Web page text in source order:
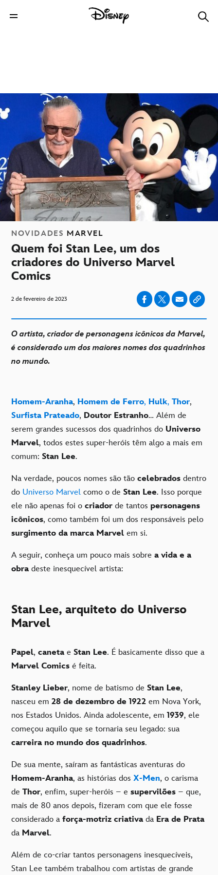
NOVIDADES MARVEL
Quem foi Stan Lee, um dos
criadores do Universo Marvel
Comics
2 de fevereiro de 2023
O artista, criador de personagens icônicos da Marvel,
é considerado um dos maiores nomes dos quadrinhos
no mundo.
Homem-Aranha, Homem de Ferro, Hulk, Thor,
Surfista Prateado, Doutor Estranho… Além de
serem grandes sucessos dos quadrinhos do Universo
Marvel, todos estes super-heróis têm algo a mais em
comum: Stan Lee.
Na verdade, poucos nomes são tão celebrados dentro
do Universo Marvel como o de Stan Lee. Isso porque
ele não apenas foi o criador de tantos personagens
icônicos, como também foi um dos responsáveis pelo
surgimento da marca Marvel em si.
A seguir, conheça um pouco mais sobre a vida e a
obra deste inesquecível artista:
Stan Lee, arquiteto do Universo
Marvel
Papel, caneta e Stan Lee. É basicamente disso que a
Marvel Comics é feita.
Stanley Lieber, nome de batismo de Stan Lee,
nasceu em 28 de dezembro de 1922 em Nova York,
nos Estados Unidos. Ainda adolescente, em 1939, ele
começou aquilo que se tornaria seu legado: sua
carreira no mundo dos quadrinhos.
De sua mente, saíram as fantásticas aventuras do
Homem-Aranha, as histórias dos X-Men, o carisma
de Thor, enfim, super-heróis – e supervilões – que,
mais de 80 anos depois, fizeram com que ele fosse
considerado a força-motriz criativa da Era de Prata
da Marvel.
Além de co-criar tantos personagens inesquecíveis,
Stan Lee também trabalhou com artistas de grande